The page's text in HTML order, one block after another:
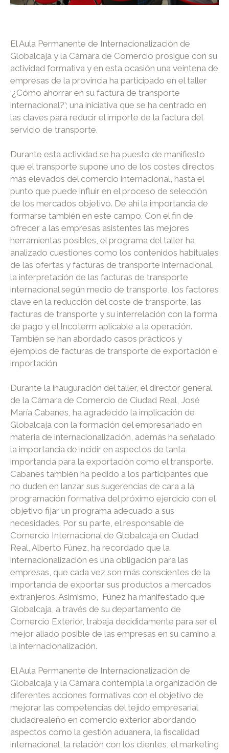
El Aula Permanente de Internacionalización de
Globalcaja y la Cámara de Comercio prosigue con su
actividad formativa y en esta ocasión una veintena de
empresas de la provincia ha participado en el taller
‘¿Cómo ahorrar en su factura de transporte
internacional?’; una iniciativa que se ha centrado en
las claves para reducir el importe de la factura del
servicio de transporte.
Durante esta actividad se ha puesto de manifiesto
que el transporte supone uno de los costes directos
más elevados del comercio internacional, hasta el
punto que puede influir en el proceso de selección
de los mercados objetivo. De ahí la importancia de
formarse también en este campo. Con el fin de
ofrecer a las empresas asistentes las mejores
herramientas posibles, el programa del taller ha
analizado cuestiones como los contenidos habituales
de las ofertas y facturas de transporte internacional,
la interpretación de las facturas de transporte
internacional según medio de transporte, los factores
clave en la reducción del coste de transporte, las
facturas de transporte y su interrelación con la forma
de pago y el Incoterm aplicable a la operación.
También se han abordado casos prácticos y
ejemplos de facturas de transporte de exportación e
importación
Durante la inauguración del taller, el director general
de la Cámara de Comercio de Ciudad Real, José
María Cabanes, ha agradecido la implicación de
Globalcaja con la formación del empresariado en
materia de internacionalización, además ha señalado
la importancia de incidir en aspectos de tanta
importancia para la exportación como el transporte.
Cabanes también ha pedido a los participantes que
no duden en lanzar sus sugerencias de cara a la
programación formativa del próximo ejercicio con el
objetivo fijar un programa adecuado a sus
necesidades. Por su parte, el responsable de
Comercio Internacional de Globalcaja en Ciudad
Real, Alberto Fúnez, ha recordado que la
internacionalización es una obligación para las
empresas, que cada vez son más conscientes de la
importancia de exportar sus productos a mercados
extranjeros. Asimismo, Fúnez ha manifestado que
Globalcaja, a través de su departamento de
Comercio Exterior, trabaja decididamente para ser el
mejor aliado posible de las empresas en su camino a
la internacionalización.
El Aula Permanente de Internacionalización de
Globalcaja y la Cámara contempla la organización de
diferentes acciones formativas con el objetivo de
mejorar las competencias del tejido empresarial
ciudadrealeño en comercio exterior abordando
aspectos como la gestión aduanera, la fiscalidad
internacional, la relación con los clientes, el marketing